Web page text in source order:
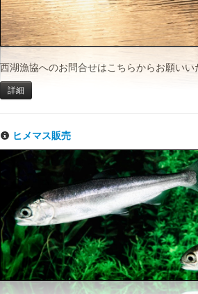
西湖漁協へのお問合せはこちらからお願いい
詳細
ヒメマス販売